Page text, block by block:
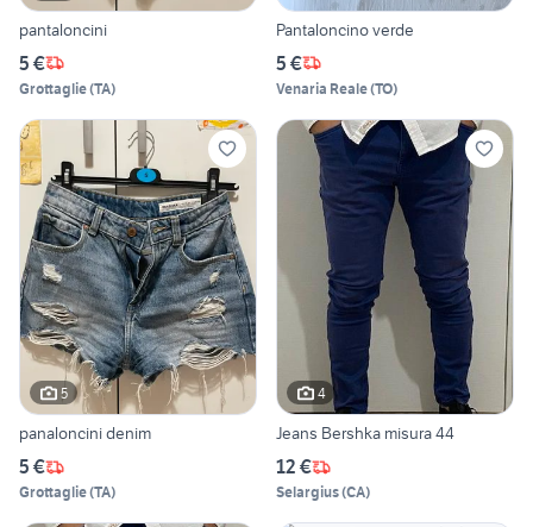
pantaloncini
5 €
Grottaglie(TA)
Pantaloncino verde
5 €
Venaria Reale(TO)
5
panaloncini denim
5 €
Grottaglie(TA)
4
Jeans Bershka misura 44
12 €
Selargius(CA)